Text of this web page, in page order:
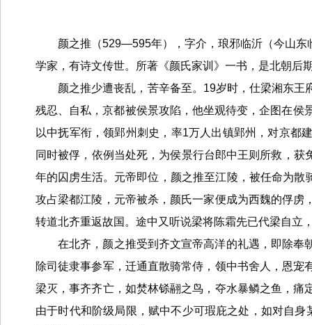
颜之推（529—595年），字介，琅邪临沂（今山东
学家，有诗文传世。所著《颜氏家训》一书，是北朝后
颜之推少遭丧乱，苦辛备至。19岁时，仕梁湘东
残忍、自私，京都被侯景攻陷，他坐观待变，企图在
以中抚军衔，领郢州刺史，率1万人出镇郢州，对京都
同时被俘，依例当处死，为侯景行台郎中王则所救，
年的囚虏生活。元帝即位，颜之推至江陵，被任命为
攻占梁都江陵，元帝被杀，颜氏一家便成为西魏的俘
转道北齐重返故国。途中又听说梁将陈霜先已代梁自立
在北齐，颜之推受到齐文宣帝高洋的礼遇，即除
除司徒隶事参军，迁通直散骑常侍，领中书舍人，恩
梁灭，事齐齐亡，如焚林铩翮之鸟，夺水暴鳞之鱼，
由于时代和阶级局限，赋中不少可瑕庇之处，如对自